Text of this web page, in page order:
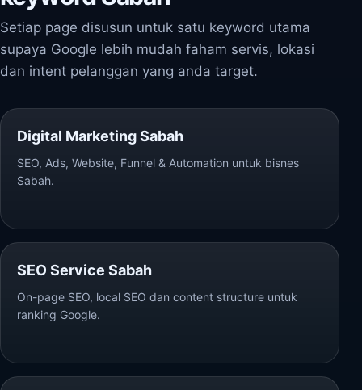
Setiap page disusun untuk satu keyword utama
supaya Google lebih mudah faham servis, lokasi
dan intent pelanggan yang anda target.
Digital Marketing Sabah
SEO, Ads, Website, Funnel & Automation untuk bisnes
Sabah.
SEO Service Sabah
On-page SEO, local SEO dan content structure untuk
ranking Google.